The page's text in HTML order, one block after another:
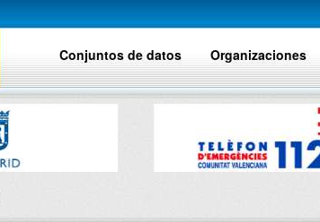
Conjuntos de datos Organizaciones